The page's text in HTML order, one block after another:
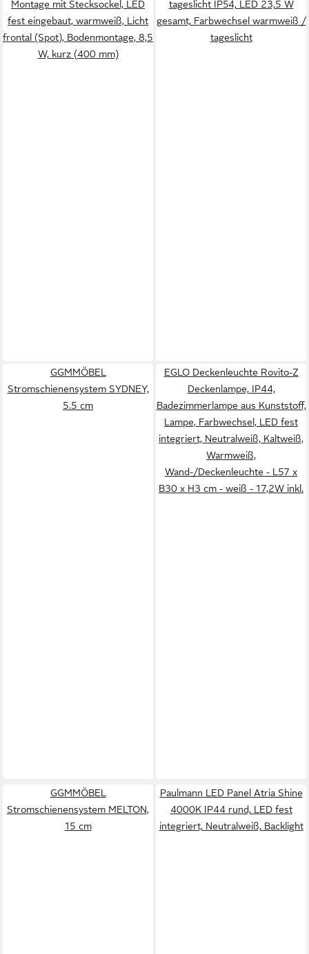
Montage mit Stecksockel, LED
fest eingebaut, warmweiß, Licht
frontal (Spot), Bodenmontage, 8,5
W, kurz (400 mm)
tageslicht IP54, LED 23,5 W
gesamt, Farbwechsel warmweiß /
tageslicht
GGMMÖBEL
Stromschienensystem SYDNEY,
5.5 cm
EGLO Deckenleuchte Rovito-Z
Deckenlampe, IP44,
Badezimmerlampe aus Kunststoff,
Lampe, Farbwechsel, LED fest
integriert, Neutralweiß, Kaltweiß,
Warmweiß,
Wand-/Deckenleuchte - L57 x
B30 x H3 cm - weiß - 17,2W inkl.
GGMMÖBEL
Stromschienensystem MELTON,
15 cm
Paulmann LED Panel Atria Shine
4000K IP44 rund, LED fest
integriert, Neutralweiß, Backlight